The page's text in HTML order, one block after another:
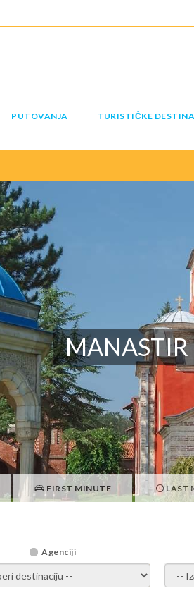
PUTOVANJA TURISTIČKE
FIRST MINUTE LAST
Agenciji
destinaciju - -